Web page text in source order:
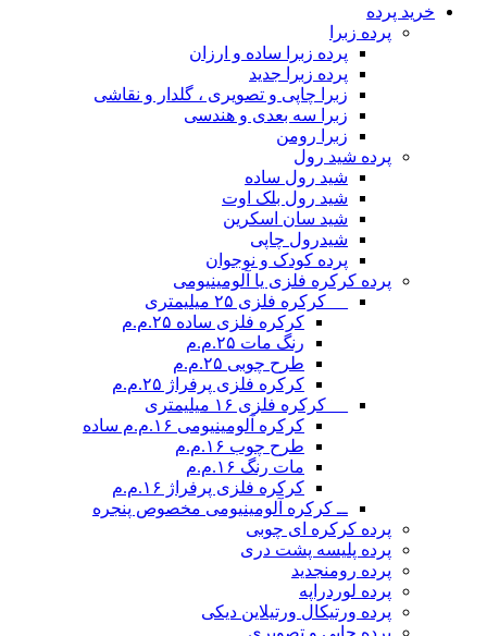
خرید پرده
پرده زبرا
پرده زبرا ساده و ارزان
پرده زبرا جدید
زبرا چاپی و تصویری ، گلدار و نقاشی
زبرا سه بعدی و هندسی
زبرا رومن
پرده شید رول
شید رول ساده
شید رول بلک اوت
شید سان اسکرین
شیدرول چاپی
پرده کودک و نوجوان
پرده کرکره فلزی یا آلومینیومی
__ کرکره فلزی ۲۵ میلیمتری
کرکره فلزی ساده ۲۵.م.م
رنگ مات ۲۵.م.م
طرح چوبی ۲۵.م.م
کرکره فلزی پرفراژ ۲۵.م.م
__ کرکره فلزی ۱۶ میلیمتری
کرکره آلومینیومی ۱۶.م.م ساده
طرح چوب ۱۶.م.م
مات رنگ ۱۶.م.م
کرکره فلزی پرفراژ ۱۶.م.م
ــ کرکره آلومینیومی مخصوص پنجره
پرده کرکره ای چوبی
پرده پلیسه پشت دری
پرده رومنجدید
پرده لوردراپه
پرده ورتیکال ورتیلاین دیکی
پرده چاپی و تصویری